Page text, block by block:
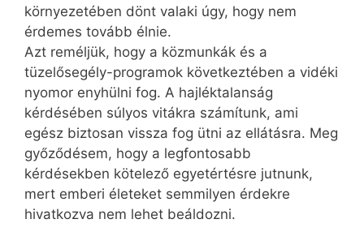
környezetében dönt valaki úgy, hogy nem
érdemes tovább élnie.
Azt reméljük, hogy a közmunkák és a
tüzelősegély-programok következtében a vidéki
nyomor enyhülni fog. A hajléktalanság
kérdésében súlyos vitákra számítunk, ami
egész biztosan vissza fog ütni az ellátásra. Meg
győződésem, hogy a legfontosabb
kérdésekben kötelező egyetértésre jutnunk,
mert emberi életeket semmilyen érdekre
hivatkozva nem lehet beáldozni.